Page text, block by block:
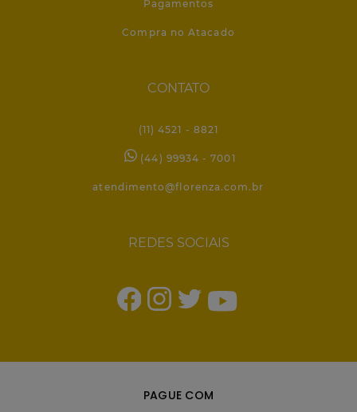
Pagamentos
Compra no Atacado
CONTATO
(11) 4521 - 8821
(44) 99934 - 7001
atendimento@florenza.com.br
REDES SOCIAIS
PAGUE COM